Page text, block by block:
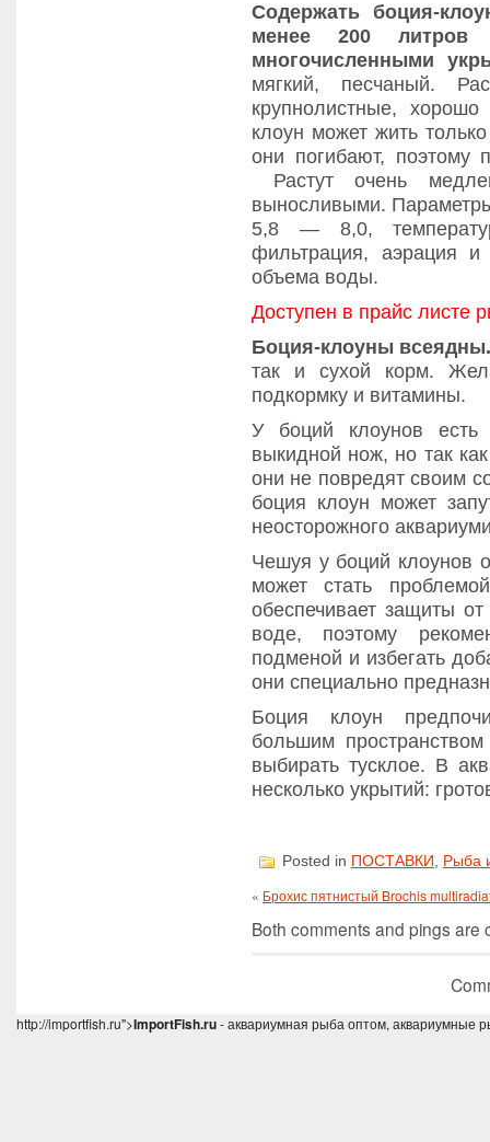
Содержать боция-
менее 200
многочисленными
мягкий, песчаный.
крупнолистные,
клоун может жить
они погибают, поэтому
Растут очень
выносливыми.
5,8 — 8,0,
фильтрация, аэрация
объема воды.
Доступен в прайс листе
Боция-клоуны
так и сухой корм.
подкормку и витамины.
У боций клоунов есть
выкидной нож, но так
они не повредят своим
боция клоун может
неосторожного
Чешуя у боций клоунов
может стать
обеспечивает защиты
воде, поэтому
подменой и избегать
они специально
Боция клоун
большим
выбирать тусклое. В
несколько укрытий:
Posted in ПОСТАВКИ, Рыба
« Брохис пятнистый Brochis
Both comments and pings are
http://importfish.ru">ImportFish.ru- аквариумная рыба оптом, аквариумные